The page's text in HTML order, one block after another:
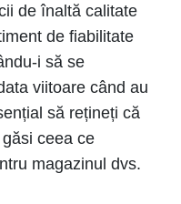
de înaltă calitate
de fiabilitate
i să se
viitoare când au
să rețineți că
ceea ce
magazinul dvs.